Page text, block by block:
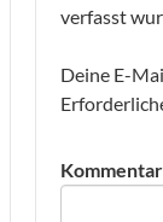
verfasst
Deine E-
Kommentar